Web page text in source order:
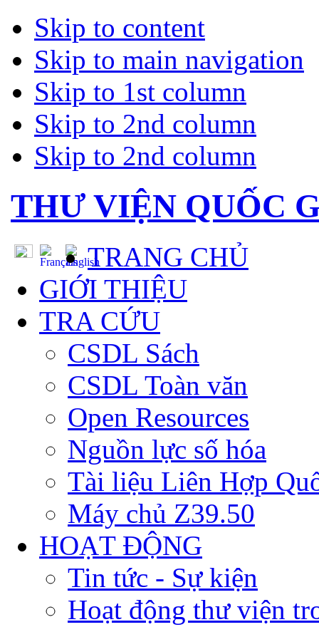
Skip to content
Skip to main navigation
Skip to 1st column
Skip to 2nd column
Skip to 2nd column
THƯ VIỆN QUỐC
TRANG CHỦ
GIỚI THIỆU
TRA CỨU
CSDL Sách
CSDL Toàn văn
Open Resources
Nguồn lực số hóa
Tài liệu Liên Hợp
Máy chủ Z39.50
HOẠT ĐỘNG
Tin tức - Sự kiện
Hoạt động thư viện